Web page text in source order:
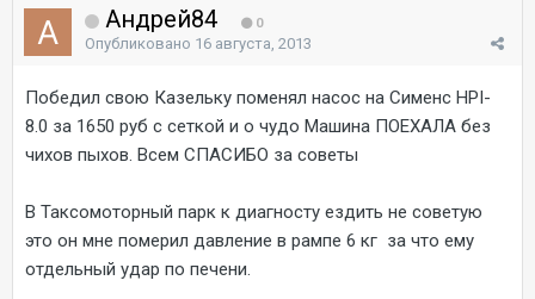
Андрей84 0
Опубликовано 16 августа, 2013
Победил свою Казельку поменял насос на Сименс HPI-
8.0 за 1650 руб с сеткой и о чудо Машина ПОЕХАЛА без
чихов пыхов. Всем СПАСИБО за советы
В Таксомоторный парк к диагносту ездить не советую
это он мне померил давление в рампе 6 кг за что ему
отдельный удар по печени.